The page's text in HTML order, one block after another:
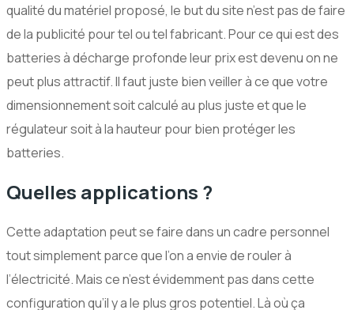
qualité du matériel proposé, le but du site n’est pas de faire
de la publicité pour tel ou tel fabricant. Pour ce qui est des
batteries à décharge profonde leur prix est devenu on ne
peut plus attractif. Il faut juste bien veiller à ce que votre
dimensionnement soit calculé au plus juste et que le
régulateur soit à la hauteur pour bien protéger les
batteries.
Quelles applications ?
Cette adaptation peut se faire dans un cadre personnel
tout simplement parce que l’on a envie de rouler à
l’électricité. Mais ce n’est évidemment pas dans cette
configuration qu’il y a le plus gros potentiel. Là où ça